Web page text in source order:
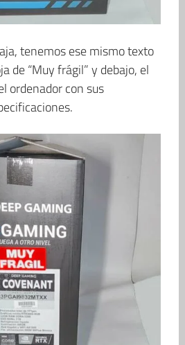
tenemos ese mismo texto
de “Muy frágil” y debajo, el
ordenador con sus